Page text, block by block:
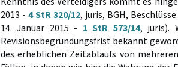
2013 - 4 StR 320/12, juris, BGH,
14. Januar 2015 - 1 StR 573/14, juris).
Revisionsbegründungsfrist bekannt
des erheblichen Zeitablaufs von